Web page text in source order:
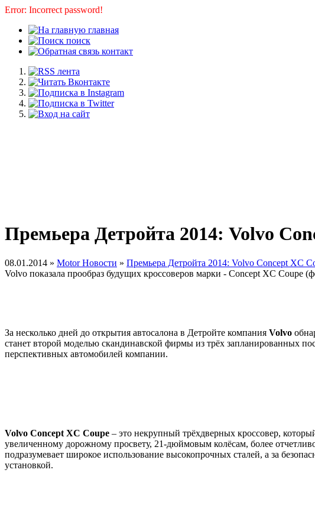
Error: Incorrect password!
главная
поиск
контакт
Премьера Детройта 2014: Volvo
08.01.2014 » Motor Новости » Премьера Детройта 2014: Volvo Concept XC
Volvo показала прообраз будущих кроссоверов марки - Concept XC Coupe
За несколько дней до открытия автосалона в Детройте компания Volvo
станет второй моделью скандинавской фирмы из трёх запланированных
перспективных автомобилей компании.
Volvo Concept XC Coupe – это некрупный трёхдверных кроссовер,
увеличенному дорожному просвету, 21-дюймовым колёсам, более
подразумевает широкое использование высокопрочных сталей, а за
установкой.